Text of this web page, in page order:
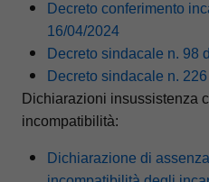
Decreto conferimento
16/04/2024
Decreto sindacale n. 98
Decreto sindacale n.
Dichiarazioni insussistenza
incompatibilità:
Dichiarazione di